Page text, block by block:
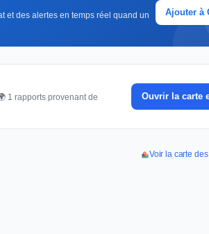
et des alertes en temps réel quand un
Ajouter à
1 rapports provenant de
Ouvrir la carte
Voir la carte